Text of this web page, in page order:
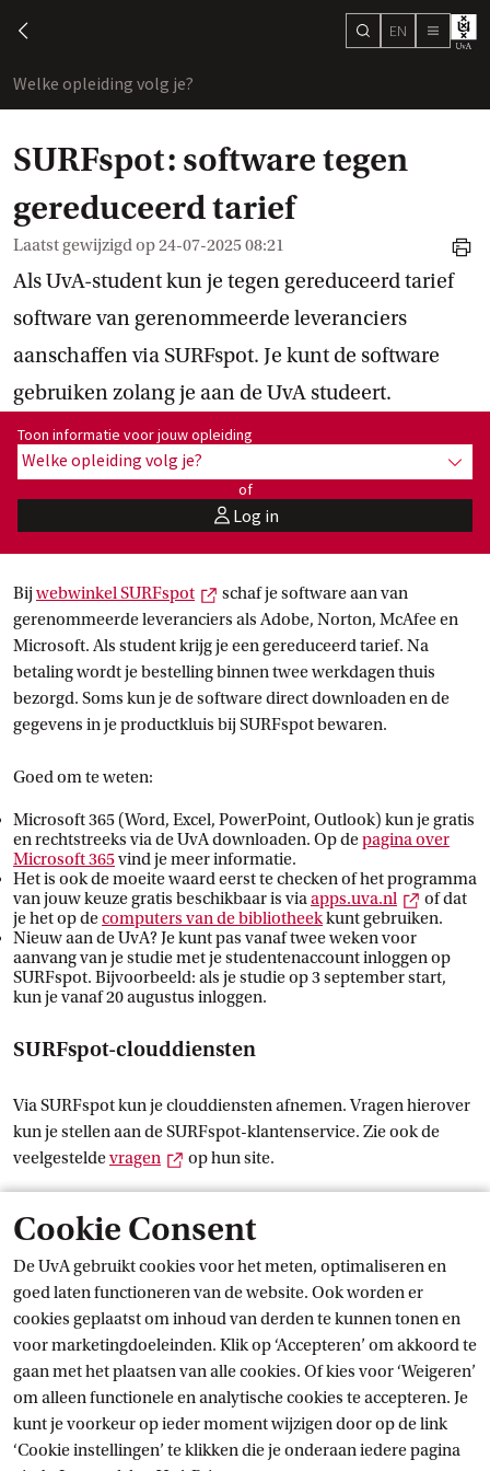
Cookie Consent
De UvA gebruikt cookies voor het meten, optimaliseren en
goed laten functioneren van de website. Ook worden er
cookies geplaatst om inhoud van derden te kunnen tonen en
voor marketingdoeleinden. Klik op ‘Accepteren’ om akkoord te
gaan met het plaatsen van alle cookies. Of kies voor ‘Weigeren’
om alleen functionele en analytische cookies te accepteren. Je
kunt je voorkeur op ieder moment wijzigen door op de link
‘Cookie instellingen’ te klikken die je onderaan iedere pagina
chevron-left search
EN menu
Welke opleiding volg je?
SURFspot: software tegen
gereduceerd tarief
Laatst gewijzigd op24-07-2025 08:21
print
Als UvA-student kun je tegen gereduceerd tarief
software van gerenommeerde leveranciers
aanschaffen via SURFspot. Je kunt de software
gebruiken zolang je aan de UvA studeert.
Toon informatie voor opleiding:
Toon informatie voor jouw opleiding
Welke opleiding volg je? toon
of
userLog in
Bij webwinkel SURFspot Externe link
schaf je software aan van
gerenommeerde leveranciers als Adobe, Norton, McAfee en
Microsoft. Als student krijg je een gereduceerd tarief. Na
betaling wordt je bestelling binnen twee werkdagen thuis
bezorgd. Soms kun je de software direct downloaden en de
gegevens in je productkluis bij SURFspot bewaren.
Goed om te weten:
Microsoft 365 (Word, Excel, PowerPoint, Outlook) kun je gratis
en rechtstreeks via de UvA downloaden. Op depagina over
Microsoft 365vind je meer informatie.
Het is ook de moeite waard eerst te checken of het programma
van jouw keuze gratis beschikbaar is viaapps.uva.nl Externe
of dat
je het op decomputers van de bibliotheekkunt gebruiken.
Nieuw aan de UvA? Je kunt pas vanaf twee weken voor
aanvang van je studie met je studentenaccount inloggen op
SURFspot. Bijvoorbeeld: als je studie op 3 september start,
kun je vanaf 20 augustus inloggen.
SURFspot-clouddiensten
Via SURFspot kun je clouddiensten afnemen. Vragen hierover
kun je stellen aan de SURFspot-klantenservice. Zie ook de
veelgesteldevragen Externe link
op hun site.
Gebruiksrechten software SURFspot
Je wordt geen eigenaar van de software en het recht om de
software te gebruiken vervalt zodra je geen UvA-student meer
bent of als de licentie-overeenkomst is verlopen.
Ondersteuning
Servicedesk ICTS biedt geen ondersteuning voor software van
SURFspot. SURFspot verkoopt voor enkele programma's